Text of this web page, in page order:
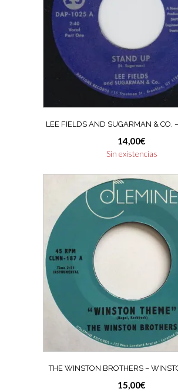
LEE FIELDS AND SUGARMAN & CO.
14,00€
Sin existencias
THE WINSTON BROTHERS –
15,00€